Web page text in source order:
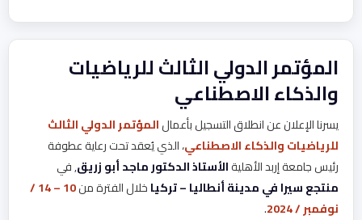
المؤتمر الدولي الثالث للرياضيات
والذكاء الاصطناعي
يسرنا الإعلان عن انطلاق التسجيل بأعمالالمؤتمر الدولي الثالث
للرياضيات والذكاء الاصطناعي، الذي يُعقد تحت رعاية عطوفة
رئيس جامعة إربد الأهليةالأستاذ الدكتور ماجد أبو زريق, في
منتجع سيرا في مدينة أنطاليا – تركياخلال الفترة من
10 – 14 /
نوفمبر / 2024
.